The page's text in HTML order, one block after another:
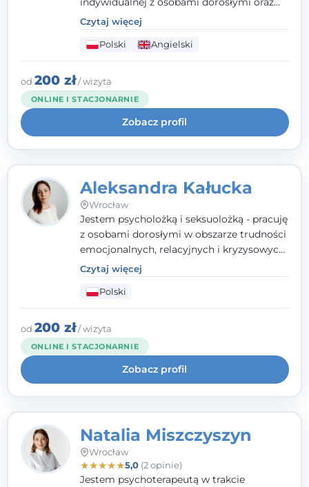
parami. Specjalizuję się w obszarze zdrowia
seksualnego, żałoby, kryzysów życiowych i
wypalenia zawodowego. Pracuję w języku
polskim i angielskim, w podejściu
humanistycznym, opartym na
partnerstwie i podmiotowości klienta.
Czytaj więcej
Polski Angielski
od 200 zł/ wizyta
ONLINE I STACJONARNIE
Zobacz profil
Aleksandra Kałucka
Wrocław
Jestem psycholożką i seksuolożką - pracuję
z osobami dorosłymi w obszarze trudności
emocjonalnych, relacyjnych i kryzysowych,
w tym z osobami po doświadczeniach
przemocy. Ukończyłam psychologię
kliniczną oraz studia podyplomowe z
interwencji kryzysowej i seksuologii
klinicznej na SWPS we Wrocławiu. W pracy
kieruję się empatią, etyką zawodową i
uważnością na potrzeby klienta.
Czytaj więcej
Polski
od 200 zł/ wizyta
ONLINE I STACJONARNIE
Zobacz profil
Natalia Miszczyszyn
Wrocław
★★★★★5,0(2 opinie)
Jestem psychoterapeutą w trakcie